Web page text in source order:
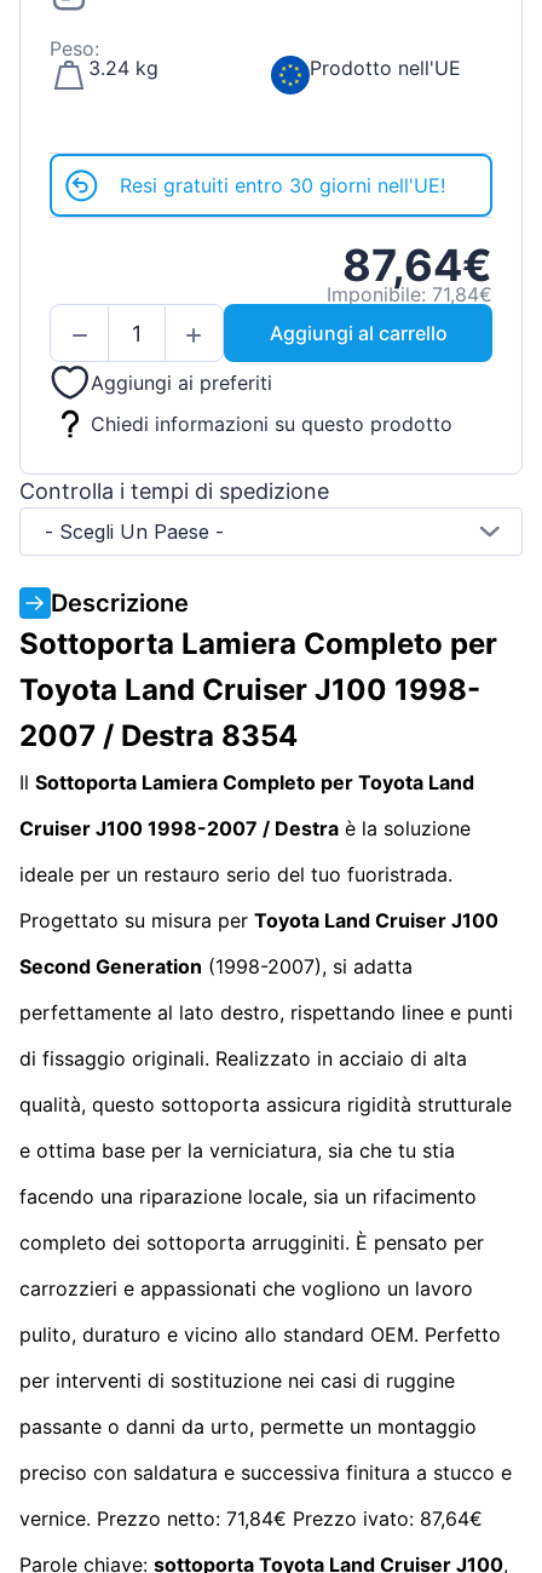
Peso:
3.24 kg
Prodotto nell'UE
Resi gratuiti entro 30 giorni nell'UE!
87,64€
Imponibile: 71,84€
Aggiungi al carrello
Aggiungi ai preferiti
Chiedi informazioni su questo prodotto
Controlla i tempi di spedizione
- Scegli Un Paese -
Descrizione
Sottoporta Lamiera Completo per
Toyota Land Cruiser J100 1998-
2007 / Destra 8354
Il Sottoporta Lamiera Completo per Toyota Land
Cruiser J100 1998-2007 / Destra è la soluzione
ideale per un restauro serio del tuo fuoristrada.
Progettato su misura per Toyota Land Cruiser J100
Second Generation (1998-2007), si adatta
perfettamente al lato destro, rispettando linee e punti
di fissaggio originali. Realizzato in acciaio di alta
qualità, questo sottoporta assicura rigidità strutturale
e ottima base per la verniciatura, sia che tu stia
facendo una riparazione locale, sia un rifacimento
completo dei sottoporta arrugginiti. È pensato per
carrozzieri e appassionati che vogliono un lavoro
pulito, duraturo e vicino allo standard OEM. Perfetto
per interventi di sostituzione nei casi di ruggine
passante o danni da urto, permette un montaggio
preciso con saldatura e successiva finitura a stucco e
vernice. Prezzo netto: 71,84€ Prezzo ivato: 87,64€
Parole chiave: sottoporta Toyota Land Cruiser J100,